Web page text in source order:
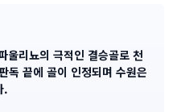
울리뇨의 극적인 결승골로 천
독 끝에 골이 인정되며 수원은
.